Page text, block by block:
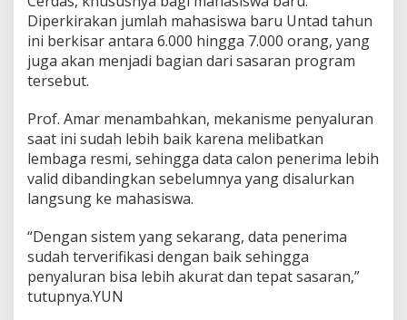
Diperkirakan jumlah mahasiswa baru Untad tahun
ini berkisar antara 6.000 hingga 7.000 orang, yang
juga akan menjadi bagian dari sasaran program
tersebut.
Prof. Amar menambahkan, mekanisme penyaluran
saat ini sudah lebih baik karena melibatkan
lembaga resmi, sehingga data calon penerima lebih
valid dibandingkan sebelumnya yang disalurkan
langsung ke mahasiswa.
“Dengan sistem yang sekarang, data penerima
sudah terverifikasi dengan baik sehingga
penyaluran bisa lebih akurat dan tepat sasaran,”
tutupnya.YUN